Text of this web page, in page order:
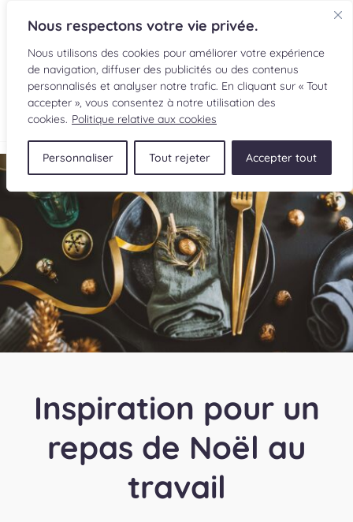
Nous respectons votre vie privée.
Nous utilisons des cookies pour améliorer votre expérience
de navigation, diffuser des publicités ou des contenus
personnalisés et analyser notre trafic. En cliquant sur « Tout
accepter », vous consentez à notre utilisation des
cookies. Politique relative aux cookies
Personnaliser Tout rejeter Accepter tout
RECETTES
INGRÉDIENTS
LECTURES CULINAIRES
SOUMETTRE UNE RECETTE
BOUTIQUE
Inspiration pour un
repas de Noël au
travail